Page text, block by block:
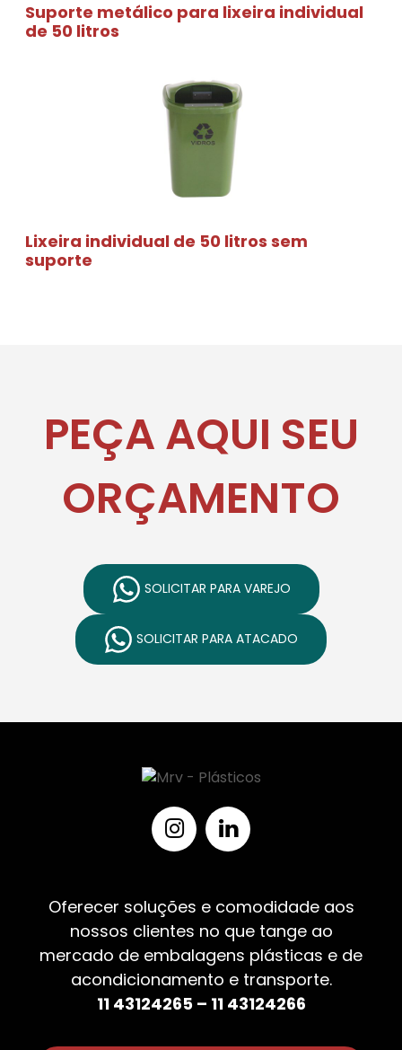
Suporte metálico para lixeira individual
de 50 litros
Lixeira individual de 50 litros sem
suporte
PEÇA AQUI SEU
ORÇAMENTO
SOLICITAR PARA VAREJO
SOLICITAR PARA ATACADO
Oferecer soluções e comodidade aos
nossos clientes no que tange ao
mercado de embalagens plásticas e de
acondicionamento e transporte.
11 43124265 – 11 43124266